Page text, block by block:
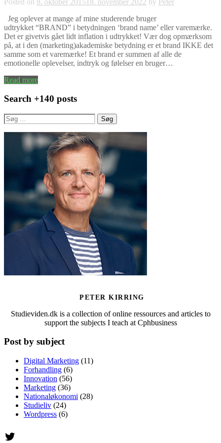
Jeg oplever at mange af mine studerende bruger
udtrykket “BRAND” i betydningen ‘brand name’ eller varemærke.
Det er givetvis gået lidt inflation i udtrykket! Vær dog opmærksom
på, at i den (marketing)akademiske betydning er et brand IKKE det
samme som et varemærke! Et brand er summen af alle de
emotionelle oplevelser, indtryk og følelser en bruger…
Read more
Search +140 posts
Søg
efter:
PETER KIRRING
Studieviden.dk is a collection of online ressources and articles to
support the subjects I teach at Cphbusiness
Post by subject
Digital Marketing (11)
Forhandling (6)
Innovation (56)
Marketing (36)
Nationaløkonomi (28)
Studieliv (24)
Wordpress (6)
Twitter